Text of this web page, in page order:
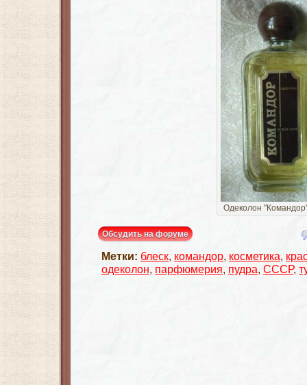
Одеколон
Обсудить на форуме
Метки: блеск, командор, косметика,
одеколон, парфюмерия, пудра, СССР,